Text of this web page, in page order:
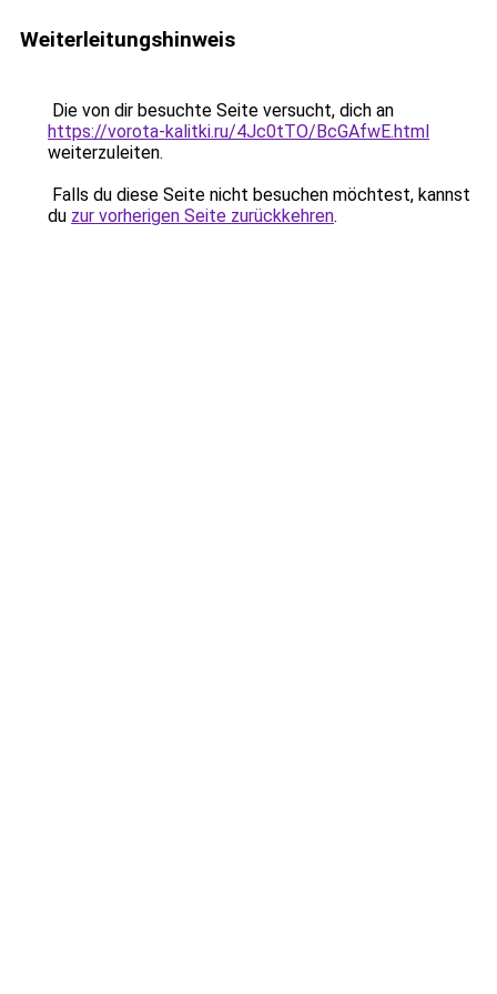
Weiterleitungshinweis
Die von dir besuchte Seite versucht, dich an
https://vorota-kalitki.ru/4Jc0tTO/BcGAfwE.html
weiterzuleiten.
Falls du diese Seite nicht besuchen möchtest, kannst
du zur vorherigen Seite zurückkehren.